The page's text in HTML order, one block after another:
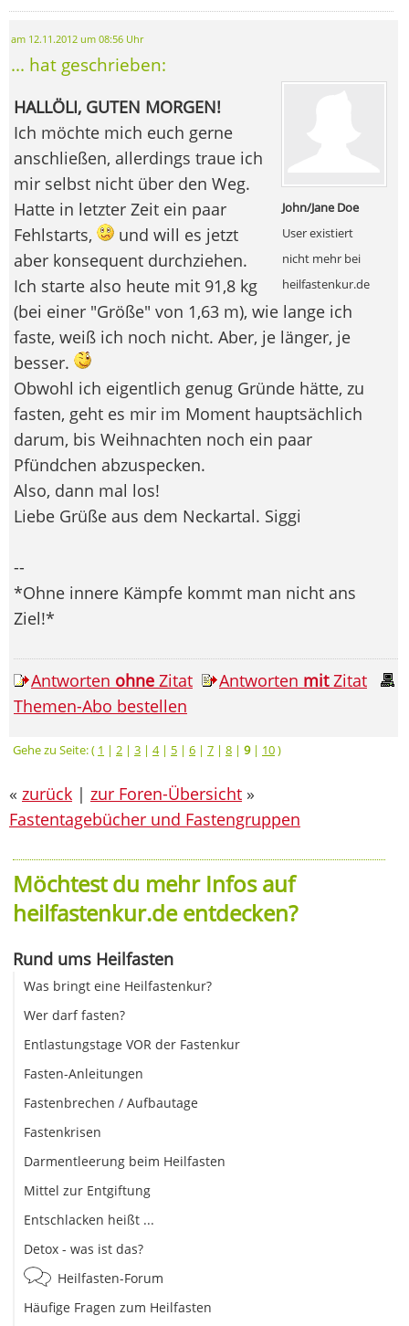
am 12.11.2012 um 08:56 Uhr
... hat geschrieben:
John/Jane Doe
User existiert
nicht mehr bei
heilfastenkur.de
HALLÖLI, GUTEN MORGEN!
Ich möchte mich euch gerne
anschließen, allerdings traue ich
mir selbst nicht über den Weg.
Hatte in letzter Zeit ein paar
Fehlstarts,
und will es jetzt
aber konsequent durchziehen.
Ich starte also heute mit 91,8 kg
(bei einer "Größe" von 1,63 m), wie lange ich
faste, weiß ich noch nicht. Aber, je länger, je
besser.
Obwohl ich eigentlich genug Gründe hätte, zu
fasten, geht es mir im Moment hauptsächlich
darum, bis Weihnachten noch ein paar
Pfündchen abzuspecken.
Also, dann mal los!
Liebe Grüße aus dem Neckartal. Siggi
--
*Ohne innere Kämpfe kommt man nicht ans
Ziel!*
Antworten ohne Zitat Antworten mitZitat
Themen-Abo bestellen
Gehe zu Seite: ( 1 | 2 | 3 | 4| 5 | 6 | 7 | 8 | 9| 10)
« zurück | zur Foren-Übersicht »
Fastentagebücher und Fastengruppen
Möchtest du mehr Infos auf
heilfastenkur.de entdecken?
Rund ums Heilfasten
Was bringt eine Heilfastenkur?
Wer darf fasten?
Entlastungstage VOR der Fastenkur
Fasten-Anleitungen
Fastenbrechen / Aufbautage
Fastenkrisen
Darmentleerung beim Heilfasten
Mittel zur Entgiftung
Entschlacken heißt ...
Detox - was ist das?
Heilfasten-Forum
Häufige Fragen zum Heilfasten